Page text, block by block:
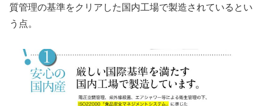
質管理の基準をクリアした国内工場で製造されているとい
う点。